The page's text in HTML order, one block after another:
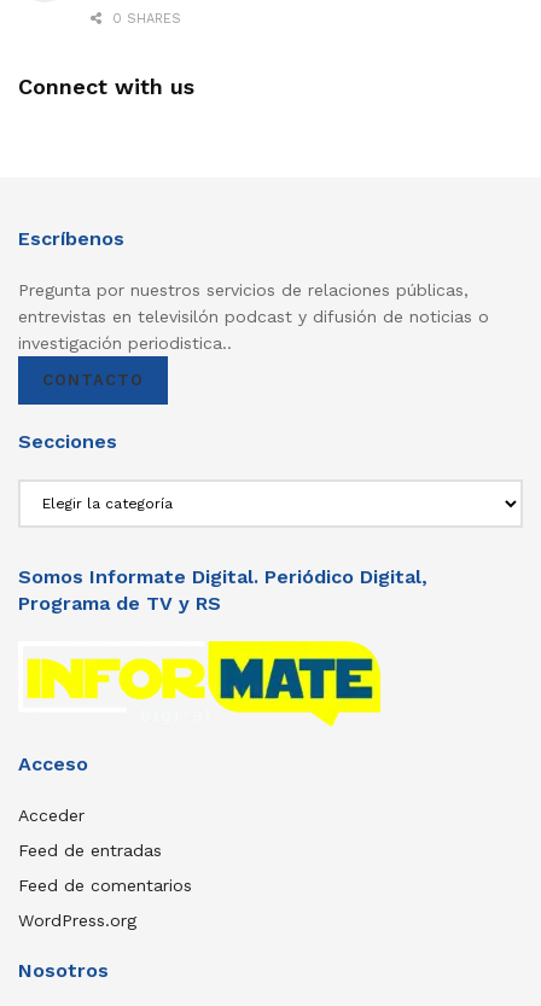
0 SHARES
Connect with us
Escríbenos
Pregunta por nuestros servicios de relaciones públicas,
entrevistas en televisilón podcast y difusión de noticias o
investigación periodistica..
CONTACTO
Secciones
Somos Informate Digital. Periódico Digital,
Programa de TV y RS
Acceso
Acceder
Feed de entradas
Feed de comentarios
WordPress.org
Nosotros